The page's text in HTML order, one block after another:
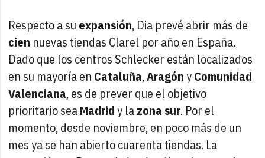
Respecto a su expansión, Dia prevé abrir más de
cien nuevas tiendas Clarel por año en España.
Dado que los centros Schlecker están localizados
en su mayoría en Cataluña,AragónyComunidad
Valenciana, es de prever que el objetivo
prioritario seaMadridy lazona sur. Por el
momento, desde noviembre, en poco más de un
mes ya se han abierto cuarenta tiendas. La